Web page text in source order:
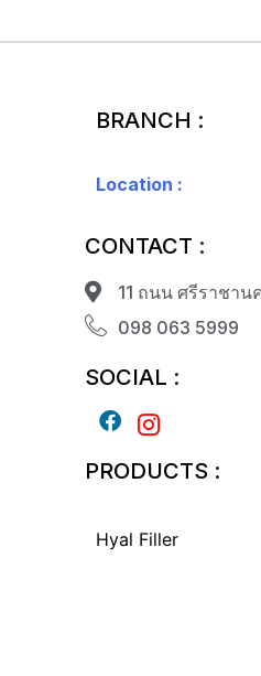
BRANCH :
Location :
CONTACT :
11 ถนน ศรีราชาน
098 063 5999
SOCIAL :
PRODUCTS :
Hyal Filler